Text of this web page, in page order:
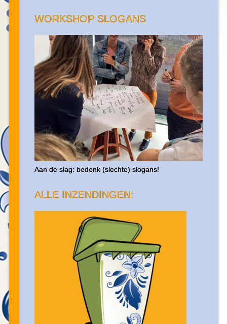
WORKSHOP SLOGANS
Aan de slag: bedenk (slechte) slogans!
ALLE INZENDINGEN: